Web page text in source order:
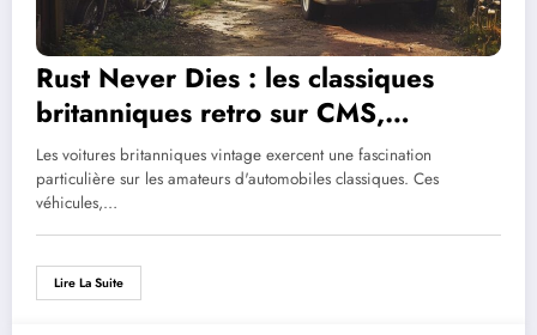
Rust Never Dies : les classiques
britanniques retro sur CMS,
témoignages de passionnés
collectionneurs
Les voitures britanniques vintage exercent une fascination
particulière sur les amateurs d'automobiles classiques. Ces
véhicules,…
Lire La Suite